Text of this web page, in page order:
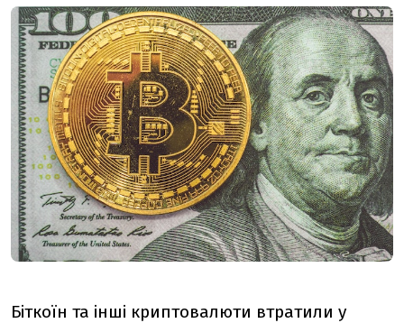
Біткоїн та інші криптовалюти втратили у